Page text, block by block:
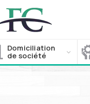
Domiciliation
de société